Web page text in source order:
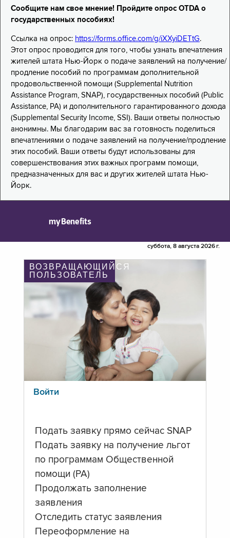
Сообщите нам свое мнение! Пройдите опрос OTDA о
государственных пособиях!
Ссылка на опрос: https://forms.office.com/g/iXXyiDETtG.
Этот опрос проводится для того, чтобы узнать впечатления
жителей штата Нью-Йорк о подаче заявлений на получение/
продление пособий по программам дополнительной
продовольственной помощи (Supplemental Nutrition
Assistance Program, SNAP), государственных пособий (Public
Assistance, PA) и дополнительного гарантированного дохода
(Supplemental Security Income, SSI). Ваши ответы полностью
анонимны. Мы благодарим вас за готовность поделиться
впечатлениями о подаче заявлений на получение/продление
этих пособий. Ваши ответы будут использованы для
совершенствования этих важных программ помощи,
предназначенных для вас и других жителей штата Нью-
Йорк.
myBenefits
суббота, 8 августа 2026 г.
ВОЗВРАЩАЮЩИЙСЯ
ПОЛЬЗОВАТЕЛЬ
Войти
Подать заявку прямо сейчас SNAP
Подать заявку на получение льгот
по программам Общественной
помощи (PA)
Продолжать заполнение
заявления
Отследить статус заявления
Переоформление на